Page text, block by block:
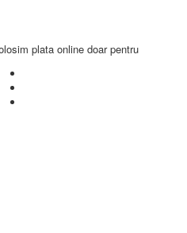
plata online doar pentru